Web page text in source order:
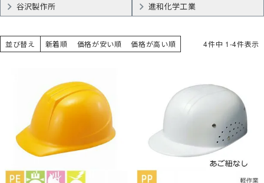
谷沢製作所 進和化学工業
並び替え 新着順 価格が安い順 価格が高い順 4件中 1-4件表示